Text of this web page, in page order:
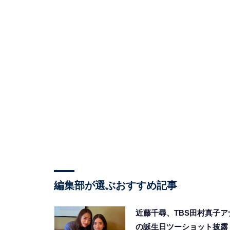
編集部が選ぶおすすめ記事
近藤千尋、TBS田村真子ア
の誕生日ツーショット披露